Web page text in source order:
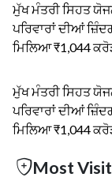
ਮੁੱਖ ਮੰਤਰੀ ਸਿਹਤ
ਪਰਿਵਾਰਾਂ ਦੀਆਂ
ਮਿਲਿਆ ₹1,044
ਮੁੱਖ ਮੰਤਰੀ ਸਿਹਤ
ਪਰਿਵਾਰਾਂ ਦੀਆਂ
ਮਿਲਿਆ ₹1,044
Most